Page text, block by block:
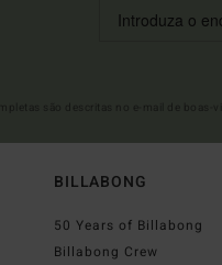
BILLABONG
50 Years of Billabong
Billabong Crew